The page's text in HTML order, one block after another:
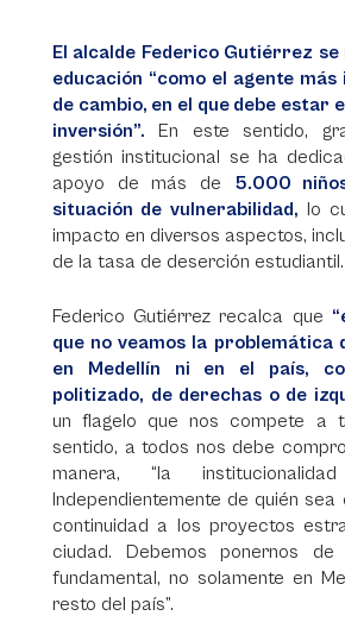
El alcalde Federico Gutiérrez
educación “como el agente
de cambio, en el que debe estar
inversión”. En este sentido,
gestión institucional se ha
apoyo de más de 5.000
situación de vulnerabilidad, lo
impacto en diversos aspectos,
de la tasa de deserción estudiantil.
Federico Gutiérrez recalca que
que no veamos la problemática
en Medellín ni en el país,
politizado, de derechas o de
un flagelo que nos compete a
sentido, a todos nos debe
manera, “la
Independientemente de quién sea
continuidad a los proyectos
ciudad. Debemos ponernos
fundamental, no solamente en
resto del país”.